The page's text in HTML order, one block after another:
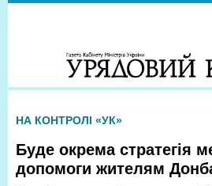
НА КОНТРОЛІ «УК»
Буде окрема стратегія
допомоги жителям